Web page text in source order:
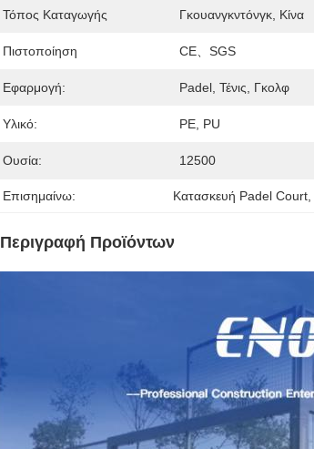
Τόπος Καταγωγής Γκουανγκντόνγκ, Κίνα
Πιστοποίηση CE、SGS
Εφαρμογή: Padel, Τένις, Γκολφ
Υλικό: PE, PU
Ουσία: 12500
Επισημαίνω: Κατασκευή Padel Court
Περιγραφή Προϊόντων